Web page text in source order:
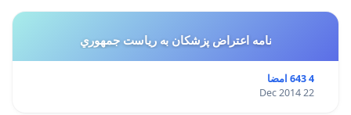
نامه اعتراض پزشكان به رياست جمهوري
4 643 امضا
22 Dec 2014